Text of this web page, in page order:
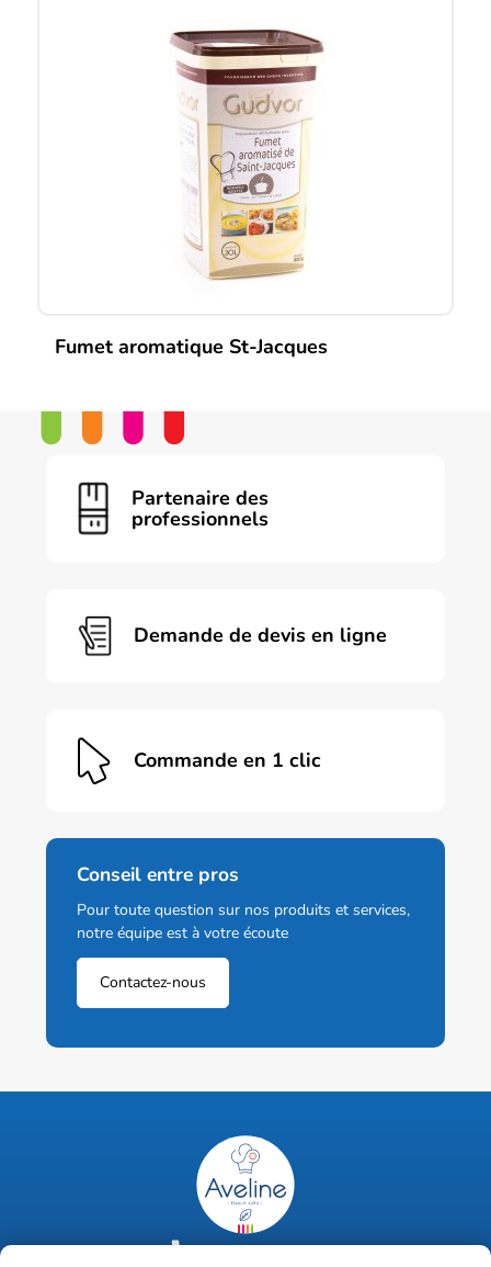
Fumet aromatique St-Jacques
Partenaire des
professionnels
Demande de devis en ligne
Commande en 1 clic
Conseil entre pros
Pour toute question sur nos produits et services,
notre équipe est à votre écoute
Contactez-nous
02 47 63 18 92